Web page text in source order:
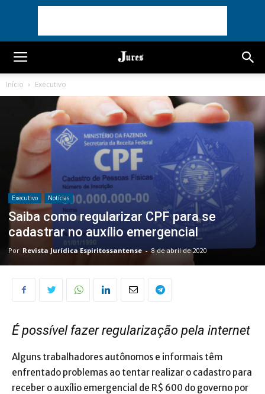
Início Executivo
Executivo Notícias
Saiba como regularizar CPF para se
cadastrar no auxílio emergencial
Por Revista Jurídica Espiritossantense - 8 de abril de 2020
É possível fazer regularização pela internet
Alguns trabalhadores autônomos e informais têm
enfrentado problemas ao tentar realizar o cadastro para
receber o auxílio emergencial de R$ 600 do governo por